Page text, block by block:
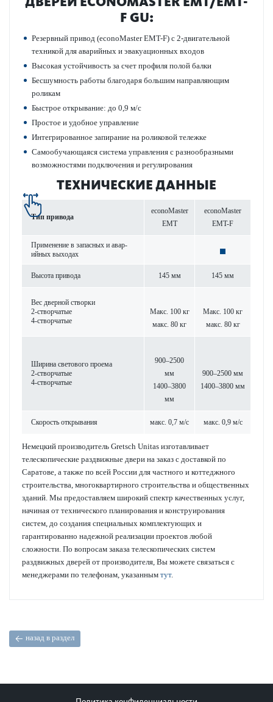
F GU:
Рез­ервный привод (econoMaster EMT-F) с 2-двигательной
техникой для авар­ийных и эвакуацио­нных входов
Выс­окая устойчив­ость за счет профиля полой балки
Бесшумность работы благодаря большим направляющим
роликам
Быстрое открывание: до 0,9 м/с
Про­стое и удобное управ­ление
Интегриро­ванное запирание на роли­к­овой тел­ежке
Самообучающаяся сис­тема управ­ления с разнообразными
возможно­с­тями под­ключения и регулирования
ТЕХНИЧЕСКИЕ ДАННЫЕ
Тип при­вода
econoMaster
EMT
econoMaster
EMT-F
Применение в запасных и авар­
ийных выходах
Высота при­вода 145 мм 145 мм
Вес дверной створки
2-створ­чатые
4-створ­чатые
Макс. 100 кг
макс. 80 кг
Макс. 100 кг
макс. 80 кг
Ширина свет­ового проема
2-створ­чатые
4-створ­чатые
900–2500
мм
1400–3800
мм
900–2500 мм
1400–3800 мм
Скор­ость открывания макс. 0,7 м/с макс. 0,9 м/с
Немецкий производитель Gretsch Unitas изготавливает
телескопические раздвижные двери на заказ с доставкой по
Саратове, а также по всей России для частного и коттеджного
строительства, многоквартирного строительства и общественных
зданий. Мы предоставляем широкий спектр качественных услуг,
начиная от технического планирования и конструирования
систем, до создания специальных комплектующих и
гарантированно надежной реализации проектов любой
сложности. По вопросам заказа телескопических систем
раздвижных дверей от производителя, Вы можете связаться с
менеджерами по телефонам, указанным тут.
назад в раздел